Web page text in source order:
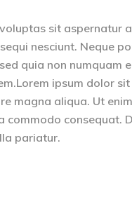
sit aspernatur
nesciunt. Neque
quia non
ipsum dolor
magna aliqua. Ut
commodo consequat.
pariatur.